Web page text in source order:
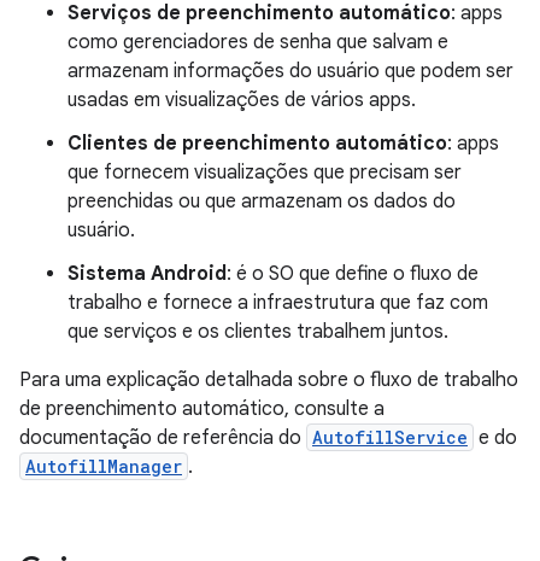
Serviços de preenchimento automático: apps
como gerenciadores de senha que salvam e
armazenam informações do usuário que podem ser
usadas em visualizações de vários apps.
Clientes de preenchimento automático: apps
que fornecem visualizações que precisam ser
preenchidas ou que armazenam os dados do
usuário.
Sistema Android: é o SO que define o fluxo de
trabalho e fornece a infraestrutura que faz com
que serviços e os clientes trabalhem juntos.
Para uma explicação detalhada sobre o fluxo de trabalho
de preenchimento automático, consulte a
documentação de referência do AutofillService e do
AutofillManager .